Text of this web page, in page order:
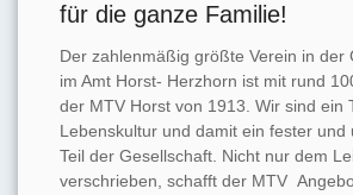
für die ganze Familie!
Der zahlenmäßig größte Verein in der
im Amt Horst- Herzhorn ist mit rund
der MTV Horst von 1913. Wir sind ein
Lebenskultur und damit ein fester und
Teil der Gesellschaft. Nicht nur dem
verschrieben, schafft der MTV